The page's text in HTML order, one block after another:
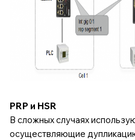
PRP и HSR
В сложных случаях
осуществляющие